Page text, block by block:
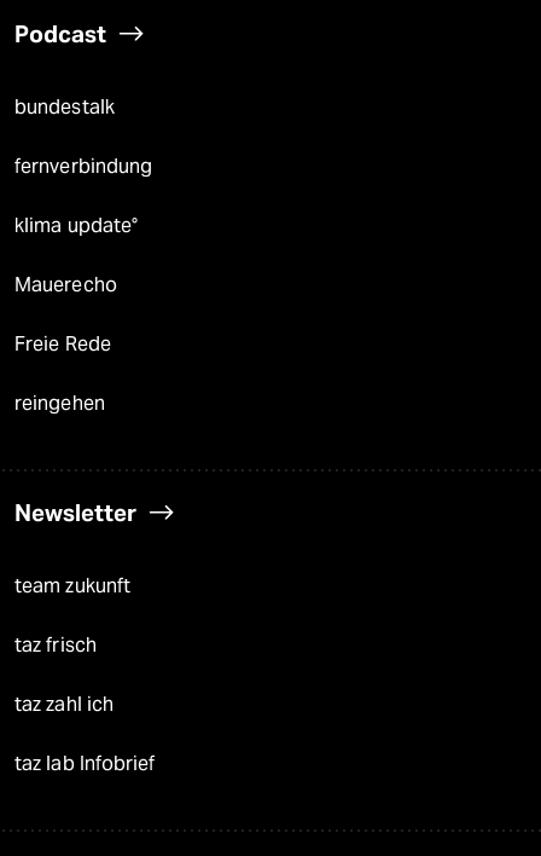
Podcast
bundestalk
fernverbindung
klima update°
Mauerecho
Freie Rede
reingehen
Newsletter
team zukunft
taz frisch
taz zahl ich
taz lab Infobrief